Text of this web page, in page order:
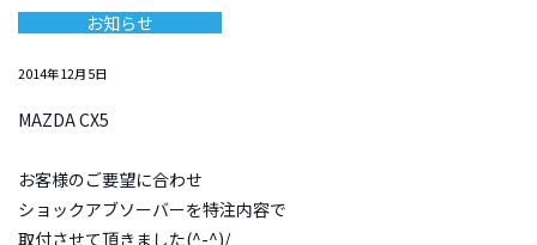
お知らせ
2014年12月5日
MAZDA CX5
お客様のご要望に合わせ
ショックアブソーバーを特注内容で
取付させて頂きました(^-^)/